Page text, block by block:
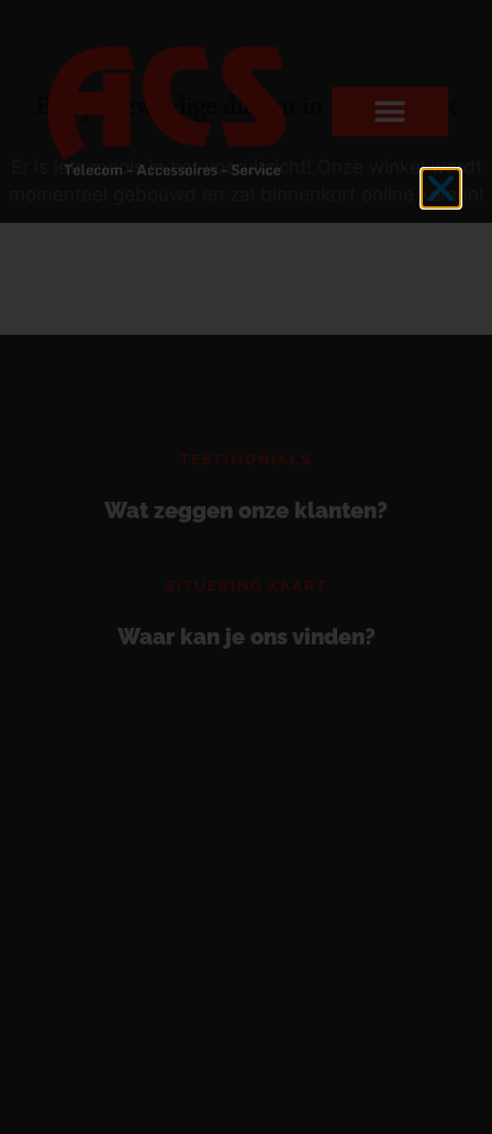
Er zijn geweldige dingen in het verschiet
Er is iets moois in het vooruitzicht! Onze winkel wordt
momenteel gebouwd en zal binnenkort online komen!
TESTIMONIALS
Wat zeggen onze klanten?
SITUERING KAART
Waar kan je ons vinden?